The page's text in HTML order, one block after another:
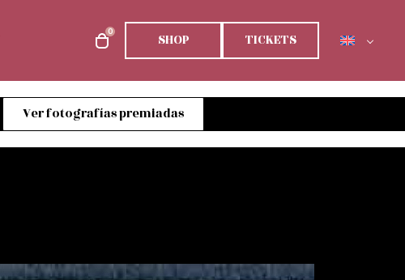
0 SHOP TICKETS
Ver fotografías premiadas